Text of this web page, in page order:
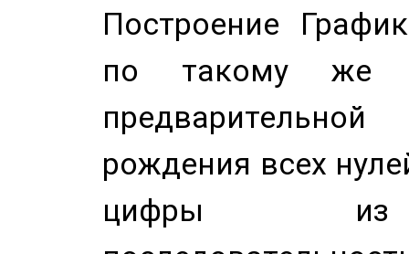
Построение
по такому же
рождения всех
цифры из